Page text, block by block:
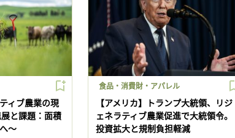
ィブ農業の現
と課題：面積
〜
食品・消費財・アパレル
【アメリカ】トランプ大統領、リジ
ェネラティブ農業促進で大統領令。
投資拡大と規制負担軽減